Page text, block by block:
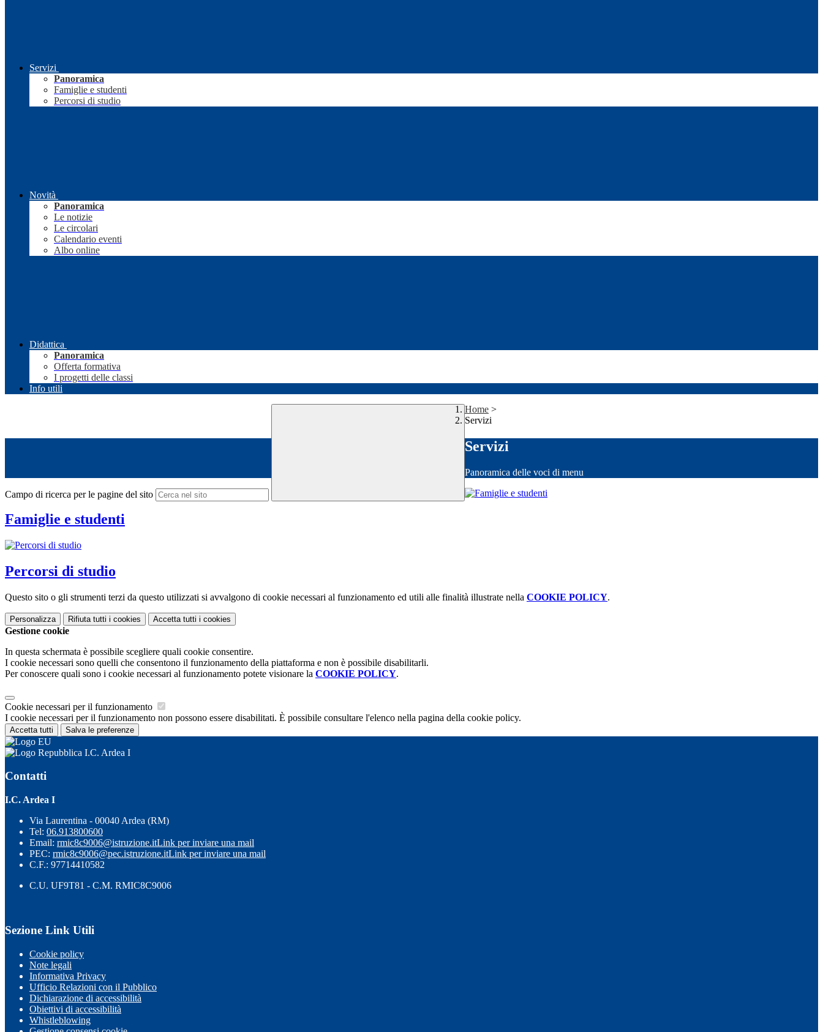
Servizi
Panoramica
Famiglie e studenti
Percorsi di studio
Novità
Panoramica
Le notizie
Le circolari
Calendario eventi
Albo online
Didattica
Panoramica
Offerta formativa
I progetti delle classi
Info utili
Campo di ricerca per le pagine del sito
Home >
Servizi
Servizi
Panoramica delle voci di menu
Famiglie e studenti
Percorsi di studio
Questo sito o gli strumenti terzi da questo utilizzati si avvalgono di cookie necessari al funzionamento ed utili alle finalità illustrate nella COOKIE POLICY.
Personalizza Rifiuta tutti i cookies Accetta tutti i cookies
Gestione cookie
In questa schermata è possibile scegliere quali cookie consentire.
I cookie necessari sono quelli che consentono il funzionamento della piattaforma e non è possibile disabilitarli.
Per conoscere quali sono i cookie necessari al funzionamento potete visionare la COOKIE POLICY.
Cookie necessari per il funzionamento
I cookie necessari per il funzionamento non possono essere disabilitati. È possibile consultare l'elenco nella pagina della cookie policy.
Accetta tutti Salva le preferenze
I.C. Ardea I
Contatti
I.C. Ardea I
Via Laurentina - 00040 Ardea (RM)
Tel: 06.913800600
Email: rmic8c9006@istruzione.itLink per inviare una mail
PEC: rmic8c9006@pec.istruzione.itLink per inviare una mail
C.F.: 97714410582
C.U. UF9T81 - C.M. RMIC8C9006
Sezione Link Utili
Cookie policy
Note legali
Informativa Privacy
Ufficio Relazioni con il Pubblico
Dichiarazione di accessibilità
Obiettivi di accessibilità
Whistleblowing